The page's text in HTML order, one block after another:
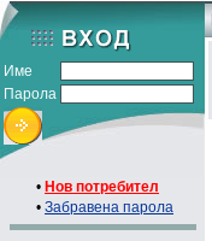
Име
Парола
• Нов потребител
• Забравена парола